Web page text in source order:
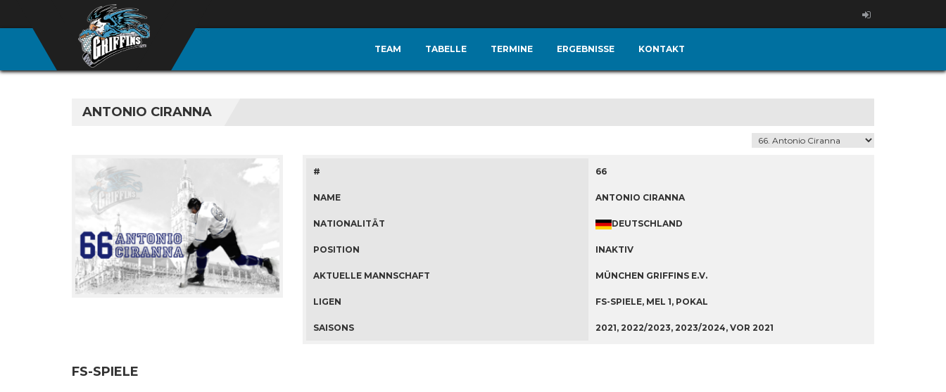
TEAM TABELLE TERMINE ERGEBNISSE KONTAKT
ANTONIO CIRANNA
# 66
NAME ANTONIO CIRANNA
NATIONALITÄT DEUTSCHLAND
POSITION INAKTIV
AKTUELLE MANNSCHAFT MÜNCHEN GRIFFINS E.V.
LIGEN FS-SPIELE, MEL 1, POKAL
SAISONS 2021, 2022/2023, 2023/2024, VOR 2021
FS-SPIELE